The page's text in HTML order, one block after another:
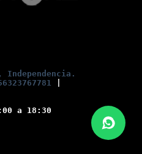
a 18:30